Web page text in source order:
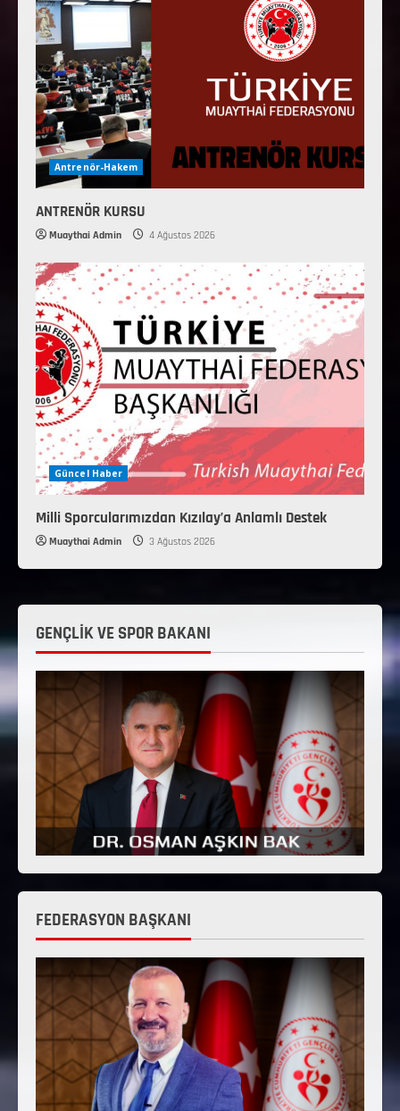
Antrenör-Hakem
ANTRENÖR KURSU
Muaythai Admin 4 Ağustos 2026
Güncel Haber
Milli Sporcularımızdan Kızılay’a Anlamlı Destek
Muaythai Admin 3 Ağustos 2026
GENÇLİK VE SPOR BAKANI
FEDERASYON BAŞKANI